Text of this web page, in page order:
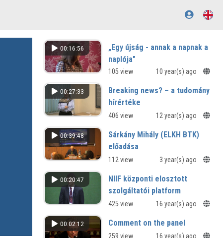
00:16:56
„Egy újság - annak a napnak a
naplója"
Lakatos Éva emlékkonferencia
105 view 10 year(s) ago
00:27:33
Breaking news? – a tudomány
hírértéke
406 view 12 year(s) ago
00:39:48
Sárkány Mihály (ELKH BTK)
előadása
112 view 3 year(s) ago
00:20:47
NIIF központi elosztott
szolgáltatói platform
425 view 16 year(s) ago
00:02:12 Comment on the panel
259 view 16 year(s) ago